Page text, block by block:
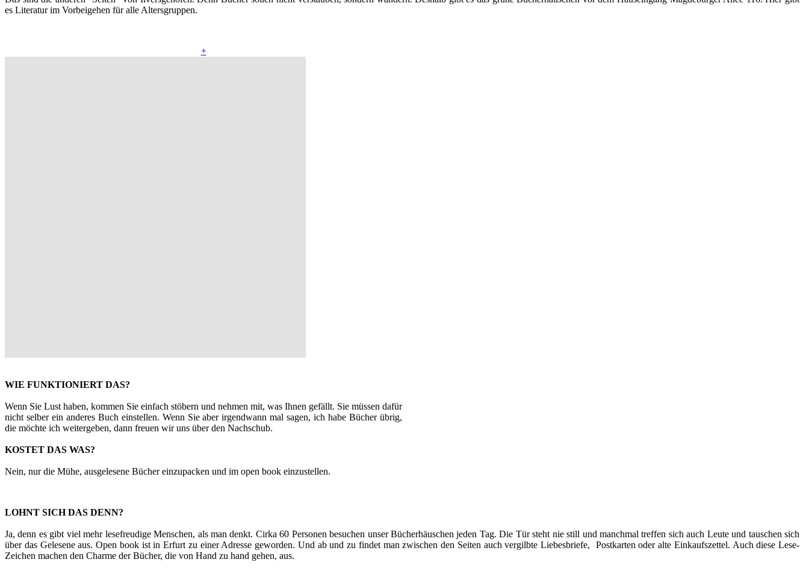
es Literatur im Vorbeigehen für alle Altersgruppen.
+
WIE FUNKTIONIERT DAS?
Wenn Sie Lust haben, kommen Sie einfach stöbern und nehmen mit, was Ihnen gefällt. Sie müssen dafür
nicht selber ein anderes Buch einstellen. Wenn Sie aber irgendwann mal sagen, ich habe Bücher übrig,
die möchte ich weitergeben, dann freuen wir uns über den Nachschub.
KOSTET DAS WAS?
Nein, nur die Mühe, ausgelesene Bücher einzupacken und im open book einzustellen.
LOHNT SICH DAS DENN?
Ja, denn es gibt viel mehr lesefreudige Menschen, als man denkt. Cirka 60 Personen besuchen unser Bücherhäuschen jeden Tag. Die Tür steht nie still und manchmal treffen sich auch Leute und tauschen sich
über das Gelesene aus. Open book ist in Erfurt zu einer Adresse geworden. Und ab und zu findet man zwischen den Seiten auch vergilbte Liebesbriefe, Postkarten oder alte Einkaufszettel. Auch diese Lese-
Zeichen machen den Charme der Bücher, die von Hand zu hand gehen, aus.